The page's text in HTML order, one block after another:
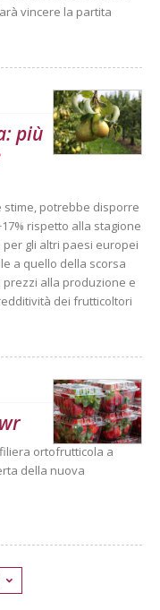
vincere la partita
più
stime, potrebbe disporre
rispetto alla stagione
gli altri paesi europei
a quello della scorsa
alla produzione e
dei frutticoltori
ortofrutticola a
della nuova